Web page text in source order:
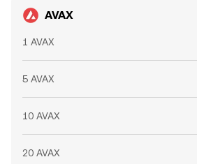
AVAX
1 AVAX
5 AVAX
10 AVAX
20 AVAX